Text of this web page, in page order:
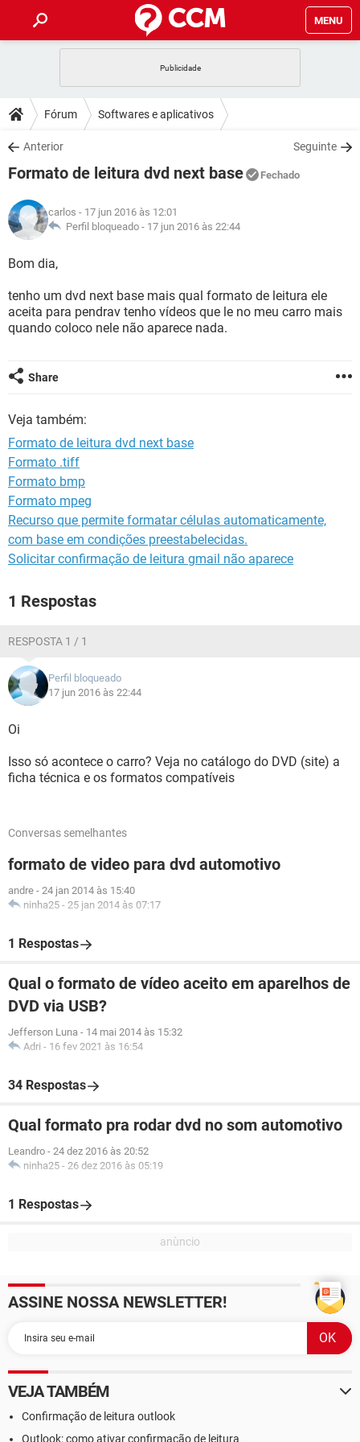
MENU
CELULAR FACEBOOK
OUTLOOK
INSTAGRAM GMAIL
GUIA DE COMPRAS
DICAS
JOGOS WHATSAPP
INSTAGRAM
GUIA DE COMPRAS
DOWNLOADS
JOGOS WHATSAPP
CELULAR
OUTLOOK EXCEL
INSTAGRAM
JOGOS
CELULAR
OUTLOOK
INSTAGRAM GMAIL
GUIA DE COMPRAS
GLOSSÁRIO
JOGOS
OUTLOOK EXCEL
GUIA DE COMPRAS
Fórum Softwares e aplicativos
Anterior Seguinte
Formato de leitura dvd next base Fechado
carlos - 17 jun 2016 às 12:01
Perfil bloqueado - 17 jun 2016 às 22:44
Bom dia,
tenho um dvd next base mais qual formato de leitura ele
aceita para pendrav tenho vídeos que le no meu carro mais
quando coloco nele não aparece nada.
Share
Veja também:
Formato de leitura dvd next base
Formato .tiff
Formato bmp
Formato mpeg
Recurso que permite formatar células automaticamente,
com base em condições preestabelecidas.
Solicitar confirmação de leitura gmail não aparece
1 Respostas
RESPOSTA 1 / 1
Perfil bloqueado
17 jun 2016 às 22:44
Oi
Isso só acontece o carro? Veja no catálogo do DVD (site) a
ficha técnica e os formatos compatíveis
Conversas semelhantes
formato de video para dvd automotivo
andre - 24 jan 2014 às 15:40
ninha25 - 25 jan 2014 às 07:17
1 Respostas
Qual o formato de vídeo aceito em aparelhos de
DVD via USB?
Jefferson Luna - 14 mai 2014 às 15:32
Adri - 16 fev 2021 às 16:54
34 Respostas
Qual formato pra rodar dvd no som automotivo
Leandro - 24 dez 2016 às 20:52
ninha25 - 26 dez 2016 às 05:19
1 Respostas
ASSINE NOSSA NEWSLETTER!
VEJA TAMBÉM
Confirmação de leitura outlook
Outlook: como ativar confirmação de leitura